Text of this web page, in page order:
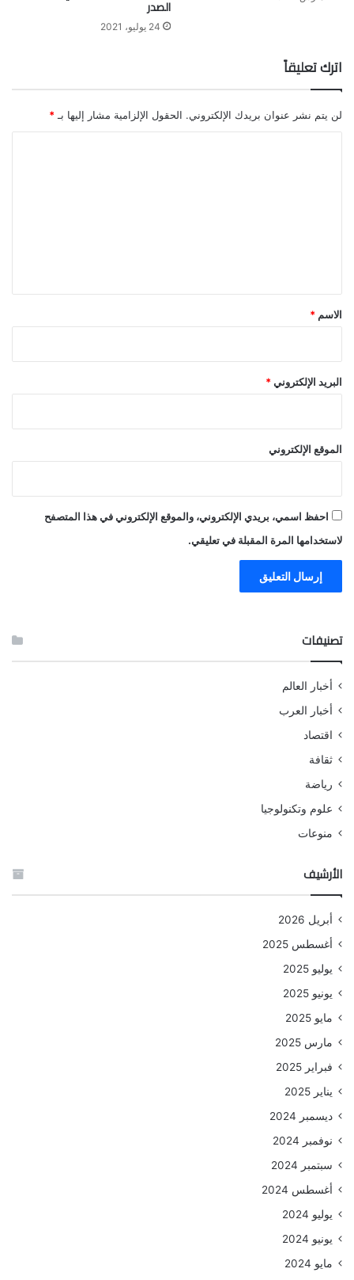
الصدر
24 يوليو، 2021
اترك تعليقاً
لن يتم نشر عنوان بريدك الإلكتروني. الحقول الإلزامية مشار إليها بـ *
*
الاسم *
البريد الإلكتروني *
الموقع الإلكتروني
احفظ اسمي، بريدي الإلكتروني، والموقع الإلكتروني في هذا المتصفح
لاستخدامها المرة المقبلة في تعليقي.
تصنيفات
أخبار العالم
أخبار العرب
اقتصاد
ثقافة
رياضة
علوم وتكنولوجيا
منوعات
الأرشيف
أبريل 2026
أغسطس 2025
يوليو 2025
يونيو 2025
مايو 2025
مارس 2025
فبراير 2025
يناير 2025
ديسمبر 2024
نوفمبر 2024
سبتمبر 2024
أغسطس 2024
يوليو 2024
يونيو 2024
مايو 2024